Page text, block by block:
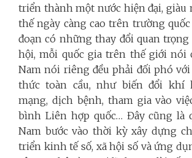
triển thành một nước hiện đại, giàu
thế ngày càng cao trên trường
đoạn có những thay đổi quan
hội, mỗi quốc gia trên thế giới nói
Nam nói riêng đều phải đối phó
thức toàn cầu, như biến đổi khí
mạng, dịch bệnh, tham gia vào
bình Liên hợp quốc… Đây cũng là
Nam bước vào thời kỳ xây dựng
triển kinh tế số, xã hội số và ứng